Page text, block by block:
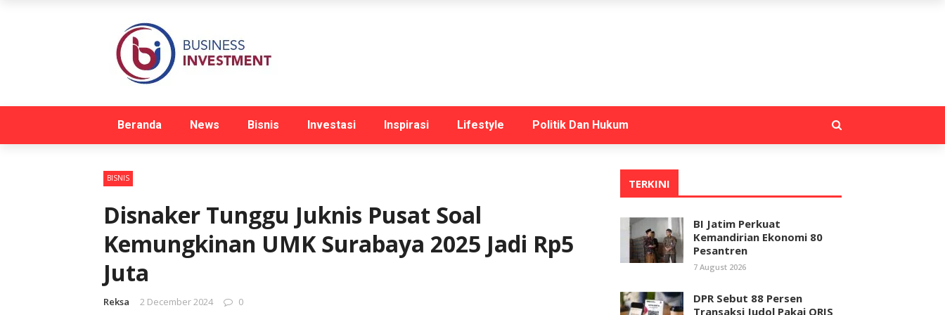
Beranda News Bisnis Investasi Inspirasi Lifestyle Politik Dan Hukum
BISNIS
Disnaker Tunggu Juknis Pusat Soal
Kemungkinan UMK Surabaya 2025 Jadi Rp5
Juta
Reksa 2 December 2024 0
TERKINI
BI Jatim Perkuat
Kemandirian Ekonomi 80
Pesantren
7 August 2026
DPR Sebut 88 Persen
Transaksi Judol Pakai QRIS